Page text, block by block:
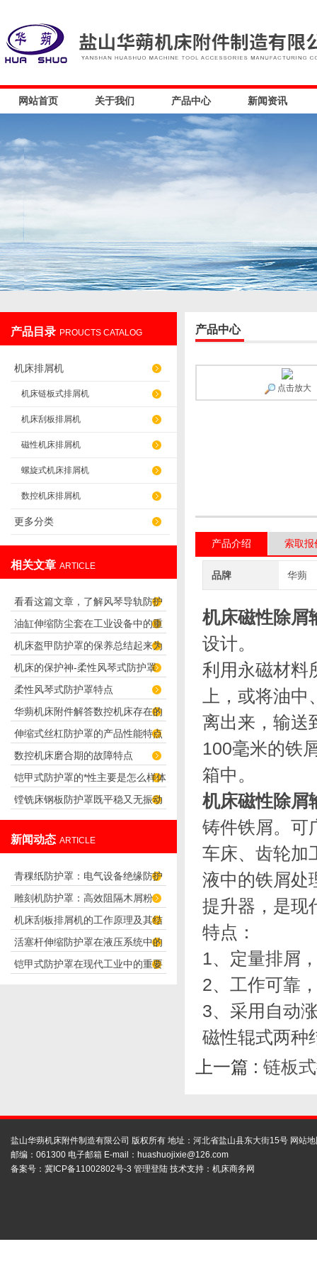
网站首页 关于我们 产品中心 新闻资讯
产品目录 PROUCTS CATALOG
机床排屑机
机床链板式排屑机
机床刮板排屑机
磁性机床排屑机
螺旋式机床排屑机
数控机床排屑机
更多分类
相关文章 ARTICLE
看看这篇文章，了解风琴导轨防护
罩的特性
油缸伸缩防尘套在工业设备中的重
要性
机床盔甲防护罩的保养总结起来为
10个字，到底是什么呢？
机床的保护神-柔性风琴式防护罩
（皮老虎）
柔性风琴式防护罩特点
华蒴机床附件解答数控机床存在的
运动（机床的运动）
伸缩式丝杠防护罩的产品性能特点
数控机床磨合期的故障特点
铠甲式防护罩的*性主要是怎么样体
现出来的
镗铣床钢板防护罩既平稳又无振动
新闻动态 ARTICLE
青稞纸防护罩：电气设备绝缘防护
专用方案
雕刻机防护罩：高效阻隔木屑粉
尘，守护设备精度与安全
机床刮板排屑机的工作原理及其结
构分析
活塞杆伸缩防护罩在液压系统中的
应用
铠甲式防护罩在现代工业中的重要
产品中心
点击放大
产品介绍 索取报
品牌 华蒴
机床磁性除屑
设计。
利用永磁材料
上，或将油
离出来，输送
100毫米的铁
箱中。
机床磁性除屑
铸件铁屑。可
车床、齿轮加
液中的铁屑处
提升器，是现
特点：
1、定量排屑
2、工作可靠
3、采用自动
磁性辊式两种
上一篇 : 链板
盐山华蒴机床附件制造有限公司 版权所有 地址：河北省盐山县东大街15号 网站
邮编：061300 电子邮箱 E-mail： huashuojixie@126.com
备案号： 冀ICP备11002802号-3 管理登陆 技术支持： 机床商务网